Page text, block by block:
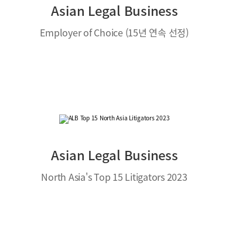
Asian Legal Business
Employer of Choice (15년 연속 선정)
Asian Legal Business
North Asia's Top 15 Litigators 2023